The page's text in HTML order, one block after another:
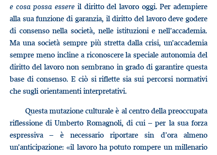
e cosa possa essere il diritto del lavoro oggi. Per adempiere
alla sua funzione di garanzia, il diritto del lavoro deve godere
di consenso nella società, nelle istituzioni e nell’accademia.
Ma una società sempre più stretta dalla crisi, un’accademia
sempre meno incline a riconoscere la speciale autonomia del
diritto del lavoro non sembrano in grado di garantire questa
base di consenso. E ciò si riflette sia sui percorsi normativi
che sugli orientamenti interpretativi.
Questa mutazione culturale è al centro della preoccupata
riflessione di Umberto Romagnoli, di cui – per la sua forza
espressiva – è necessario riportare sin d’ora almeno
un’anticipazione: «il lavoro ha potuto rompere un millenario